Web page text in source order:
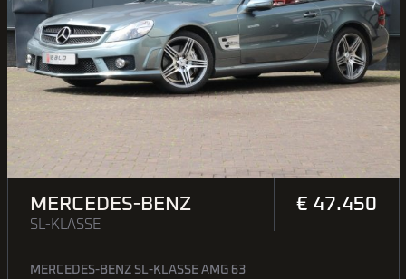
MERCEDES-BENZ
SL-KLASSE
€ 47.450
MERCEDES-BENZ SL-KLASSE AMG 63